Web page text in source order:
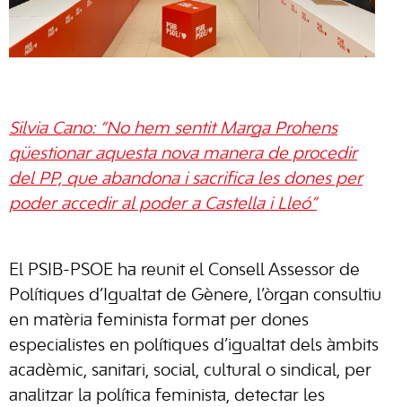
Silvia Cano: “No hem sentit Marga Prohens
qüestionar aquesta nova manera de procedir
del PP, que abandona i sacrifica les dones per
poder accedir al poder a Castella i Lleó”
El PSIB-PSOE ha reunit el Consell Assessor de
Polítiques d’Igualtat de Gènere, l’òrgan consultiu
en matèria feminista format per dones
especialistes en polítiques d’igualtat dels àmbits
acadèmic, sanitari, social, cultural o sindical, per
analitzar la política feminista, detectar les